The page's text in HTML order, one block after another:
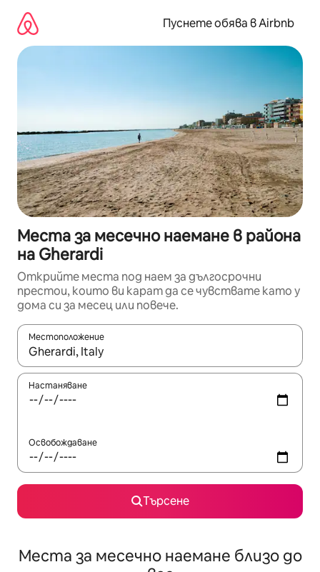
съдържанието
Пуснете обява в Airbnb
Места за месечно наемане в района
на Gherardi
Открийте места под наем за дългосрочни
престои, които ви карат да се чувствате като у
дома си за месец или повече.
Местоположение
Когато резултатите се покажат, използвайте
Настаняване
Освобождаване
Търсене
Места за месечно наемане близо до